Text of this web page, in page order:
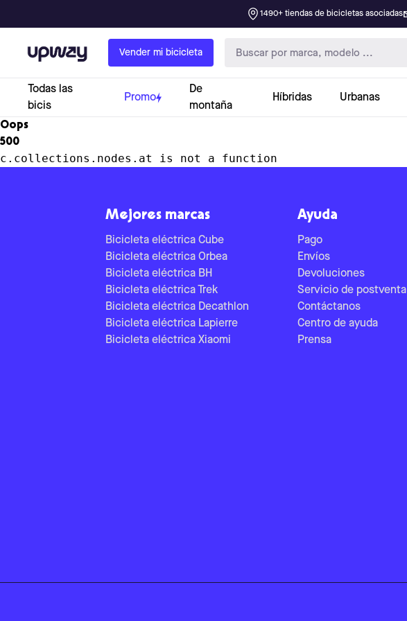
1490+ tiendas de bicicletas asociadas
Upway Vender mi bicicleta
Todas las
bicis
Promo
De
montaña
Híbridas Urbanas
Oops
500
c.collections.nodes.at is not a function
Mejores marcas
Bicicleta eléctrica Cube
Bicicleta eléctrica Orbea
Bicicleta eléctrica BH
Bicicleta eléctrica Trek
Bicicleta eléctrica Decathlon
Bicicleta eléctrica Lapierre
Bicicleta eléctrica Xiaomi
Ayuda
Pago
Envíos
Devoluciones
Servicio de postventa
Contáctanos
Centro de ayuda
Prensa